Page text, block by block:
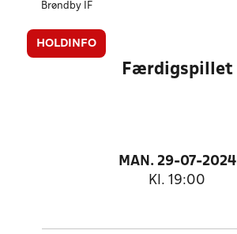
Brøndby IF
HOLDINFO
Færdigspillet
MAN. 29-07-2024
Kl. 19:00